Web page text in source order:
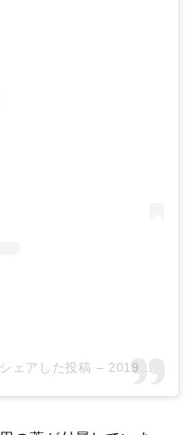
ェアした投稿 – 2019年 4月月29日午前9時01分PDT